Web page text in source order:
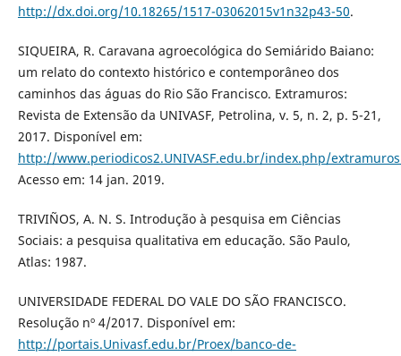
http://dx.doi.org/10.18265/1517-03062015v1n32p43-50.
SIQUEIRA, R. Caravana agroecológica do Semiárido Baiano:
um relato do contexto histórico e contemporâneo dos
caminhos das águas do Rio São Francisco. Extramuros:
Revista de Extensão da UNIVASF, Petrolina, v. 5, n. 2, p. 5-21,
2017. Disponível em:
http://www.periodicos2.UNIVASF.edu.br/index.php/
Acesso em: 14 jan. 2019.
TRIVIÑOS, A. N. S. Introdução à pesquisa em Ciências
Sociais: a pesquisa qualitativa em educação. São Paulo,
Atlas: 1987.
UNIVERSIDADE FEDERAL DO VALE DO SÃO FRANCISCO.
Resolução nº 4/2017. Disponível em:
http://portais.Univasf.edu.br/Proex/banco-de-